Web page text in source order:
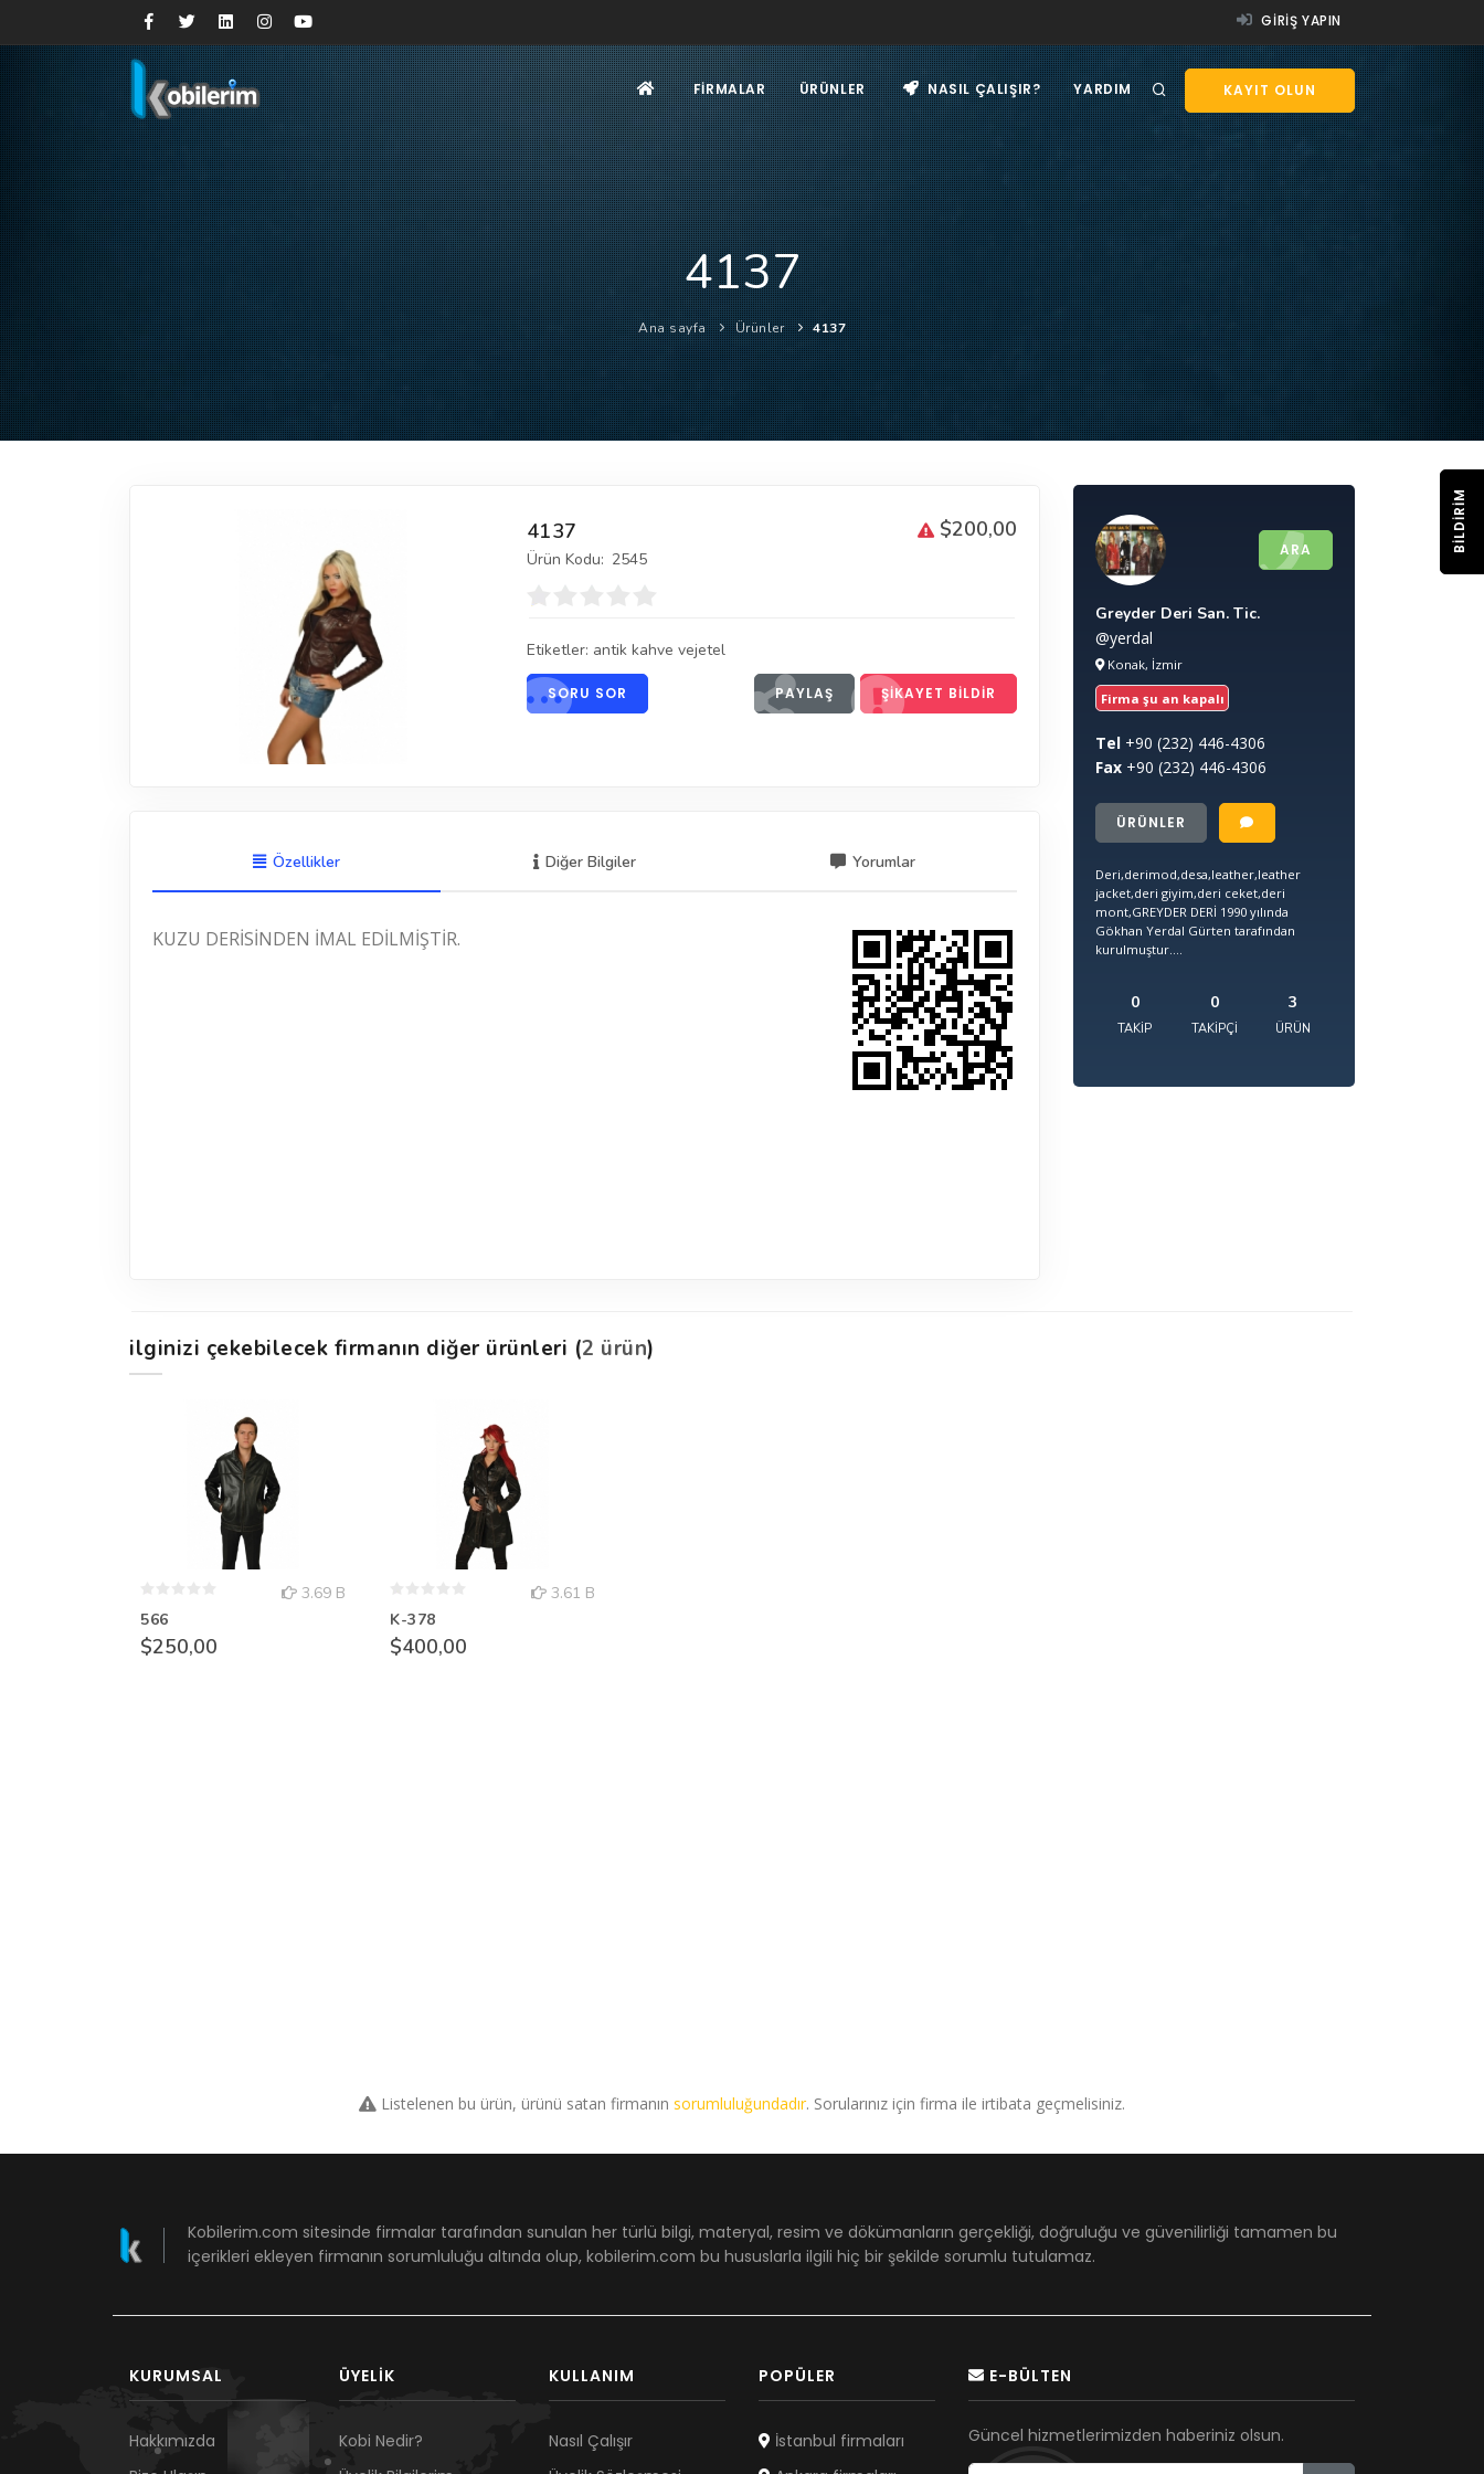
GIRIŞ YAPIN
KAYIT OLUN
FIRMALAR ÜRÜNLER NASIL ÇALIŞIR? YARDIM
4137
Ana sayfa Ürünler 4137
$200,00
4137
Ürün Kodu: 2545
Etiketler: antik kahve vejetel
SORU SOR PAYLAŞ ŞIKAYET BILDIR
Özellikler Diğer Bilgiler Yorumlar
KUZU DERİSİNDEN İMAL EDİLMİŞTİR.
ARA
Greyder Deri San. Tic.
@yerdal
Konak, İzmir
Firma şu an kapalı
Tel +90 (232) 446-4306
Fax +90 (232) 446-4306
ÜRÜNLER
Deri,derimod,desa,leather,leather
jacket,deri giyim,deri ceket,deri
mont,GREYDER DERİ 1990 yılında
Gökhan Yerdal Gürten tarafından
kurulmuştur....
0
TAKIP
0
TAKIPÇI
3
ÜRÜN
ilginizi çekebilecek firmanın diğer ürünleri (2 ürün)
3.69 B
566
$250,00
3.61 B
K-378
$400,00
Listelenen bu ürün, ürünü satan firmanın sorumluluğundadır. Sorularınız için firma ile irtibata geçmelisiniz.
Kobilerim.com sitesinde firmalar tarafından sunulan her türlü bilgi, materyal, resim ve dökümanların gerçekliği, doğruluğu ve güvenilirliği tamamen bu
içerikleri ekleyen firmanın sorumluluğu altında olup, kobilerim.com bu hususlarla ilgili hiç bir şekilde sorumlu tutulamaz.
KURUMSAL
Hakkımızda
ÜYELIK
Kobi Nedir?
KULLANIM
Nasıl Çalışır
POPÜLER
İstanbul firmaları
E-BÜLTEN
Güncel hizmetlerimizden haberiniz olsun.
BILDIRIM